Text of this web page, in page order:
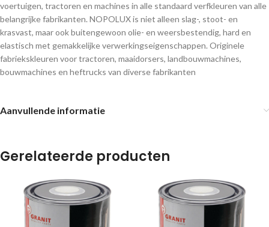
voertuigen, tractoren en machines in alle standaard verfkleuren van alle
belangrijke fabrikanten. NOPOLUX is niet alleen slag-, stoot- en
krasvast, maar ook buitengewoon olie- en weersbestendig, hard en
elastisch met gemakkelijke verwerkingseigenschappen. Originele
fabriekskleuren voor tractoren, maaidorsers, landbouwmachines,
bouwmachines en heftrucks van diverse fabrikanten
Aanvullende informatie
Gerelateerde producten